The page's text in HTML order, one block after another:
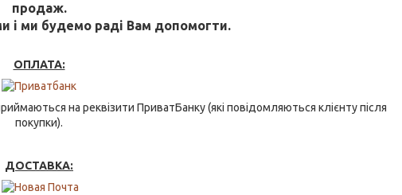
продаж.
і ми будемо раді Вам допомогти.
ОПЛАТА:
на реквізити ПриватБанку (які повідомляються клієнту після
покупки).
ДОСТАВКА: